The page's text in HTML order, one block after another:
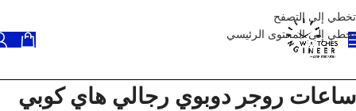
تخطي إلى التصفح
تخطي إلى المحتوى الرئيسي
ساعات روجر دوبوي رجالي هاي كوبي